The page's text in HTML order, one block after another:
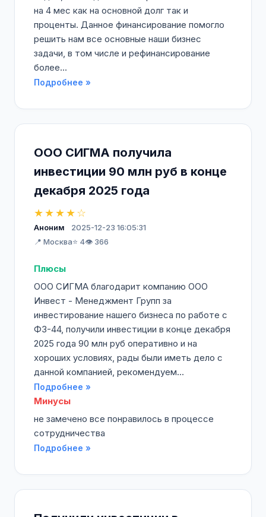
на 4 мес как на основной долг так и
проценты. Данное финансирование помогло
решить нам все основные наши бизнес
задачи, в том числе и рефинансирование
более...
Подробнее »
ООО СИГМА получила
инвестиции 90 млн руб в конце
декабря 2025 года
★★★★☆
Аноним
2025-12-23 16:05:31
📍 Москва⭐ 4👁️ 366
Плюсы
ООО СИГМА благодарит компанию ООО
Инвест - Менеджмент Групп за
инвестирование нашего бизнеса по работе с
ФЗ-44, получили инвестиции в конце декабря
2025 года 90 млн руб оперативно и на
хороших условиях, рады были иметь дело с
данной компанией, рекомендуем...
Подробнее »
Минусы
не замечено все понравилось в процессе
сотрудничества
Подробнее »